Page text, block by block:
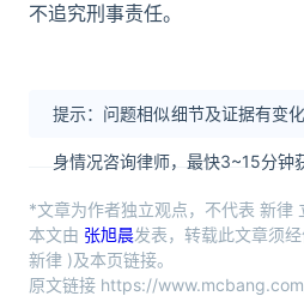
不追究刑事责任。
提示：问题相似细节及证据有变
身情况咨询律师，最快3~15分钟
*文章为作者独立观点，不代表 新律
本文由 张旭晨发表，转载此文章须
新律 )及本页链接。
原文链接 https://